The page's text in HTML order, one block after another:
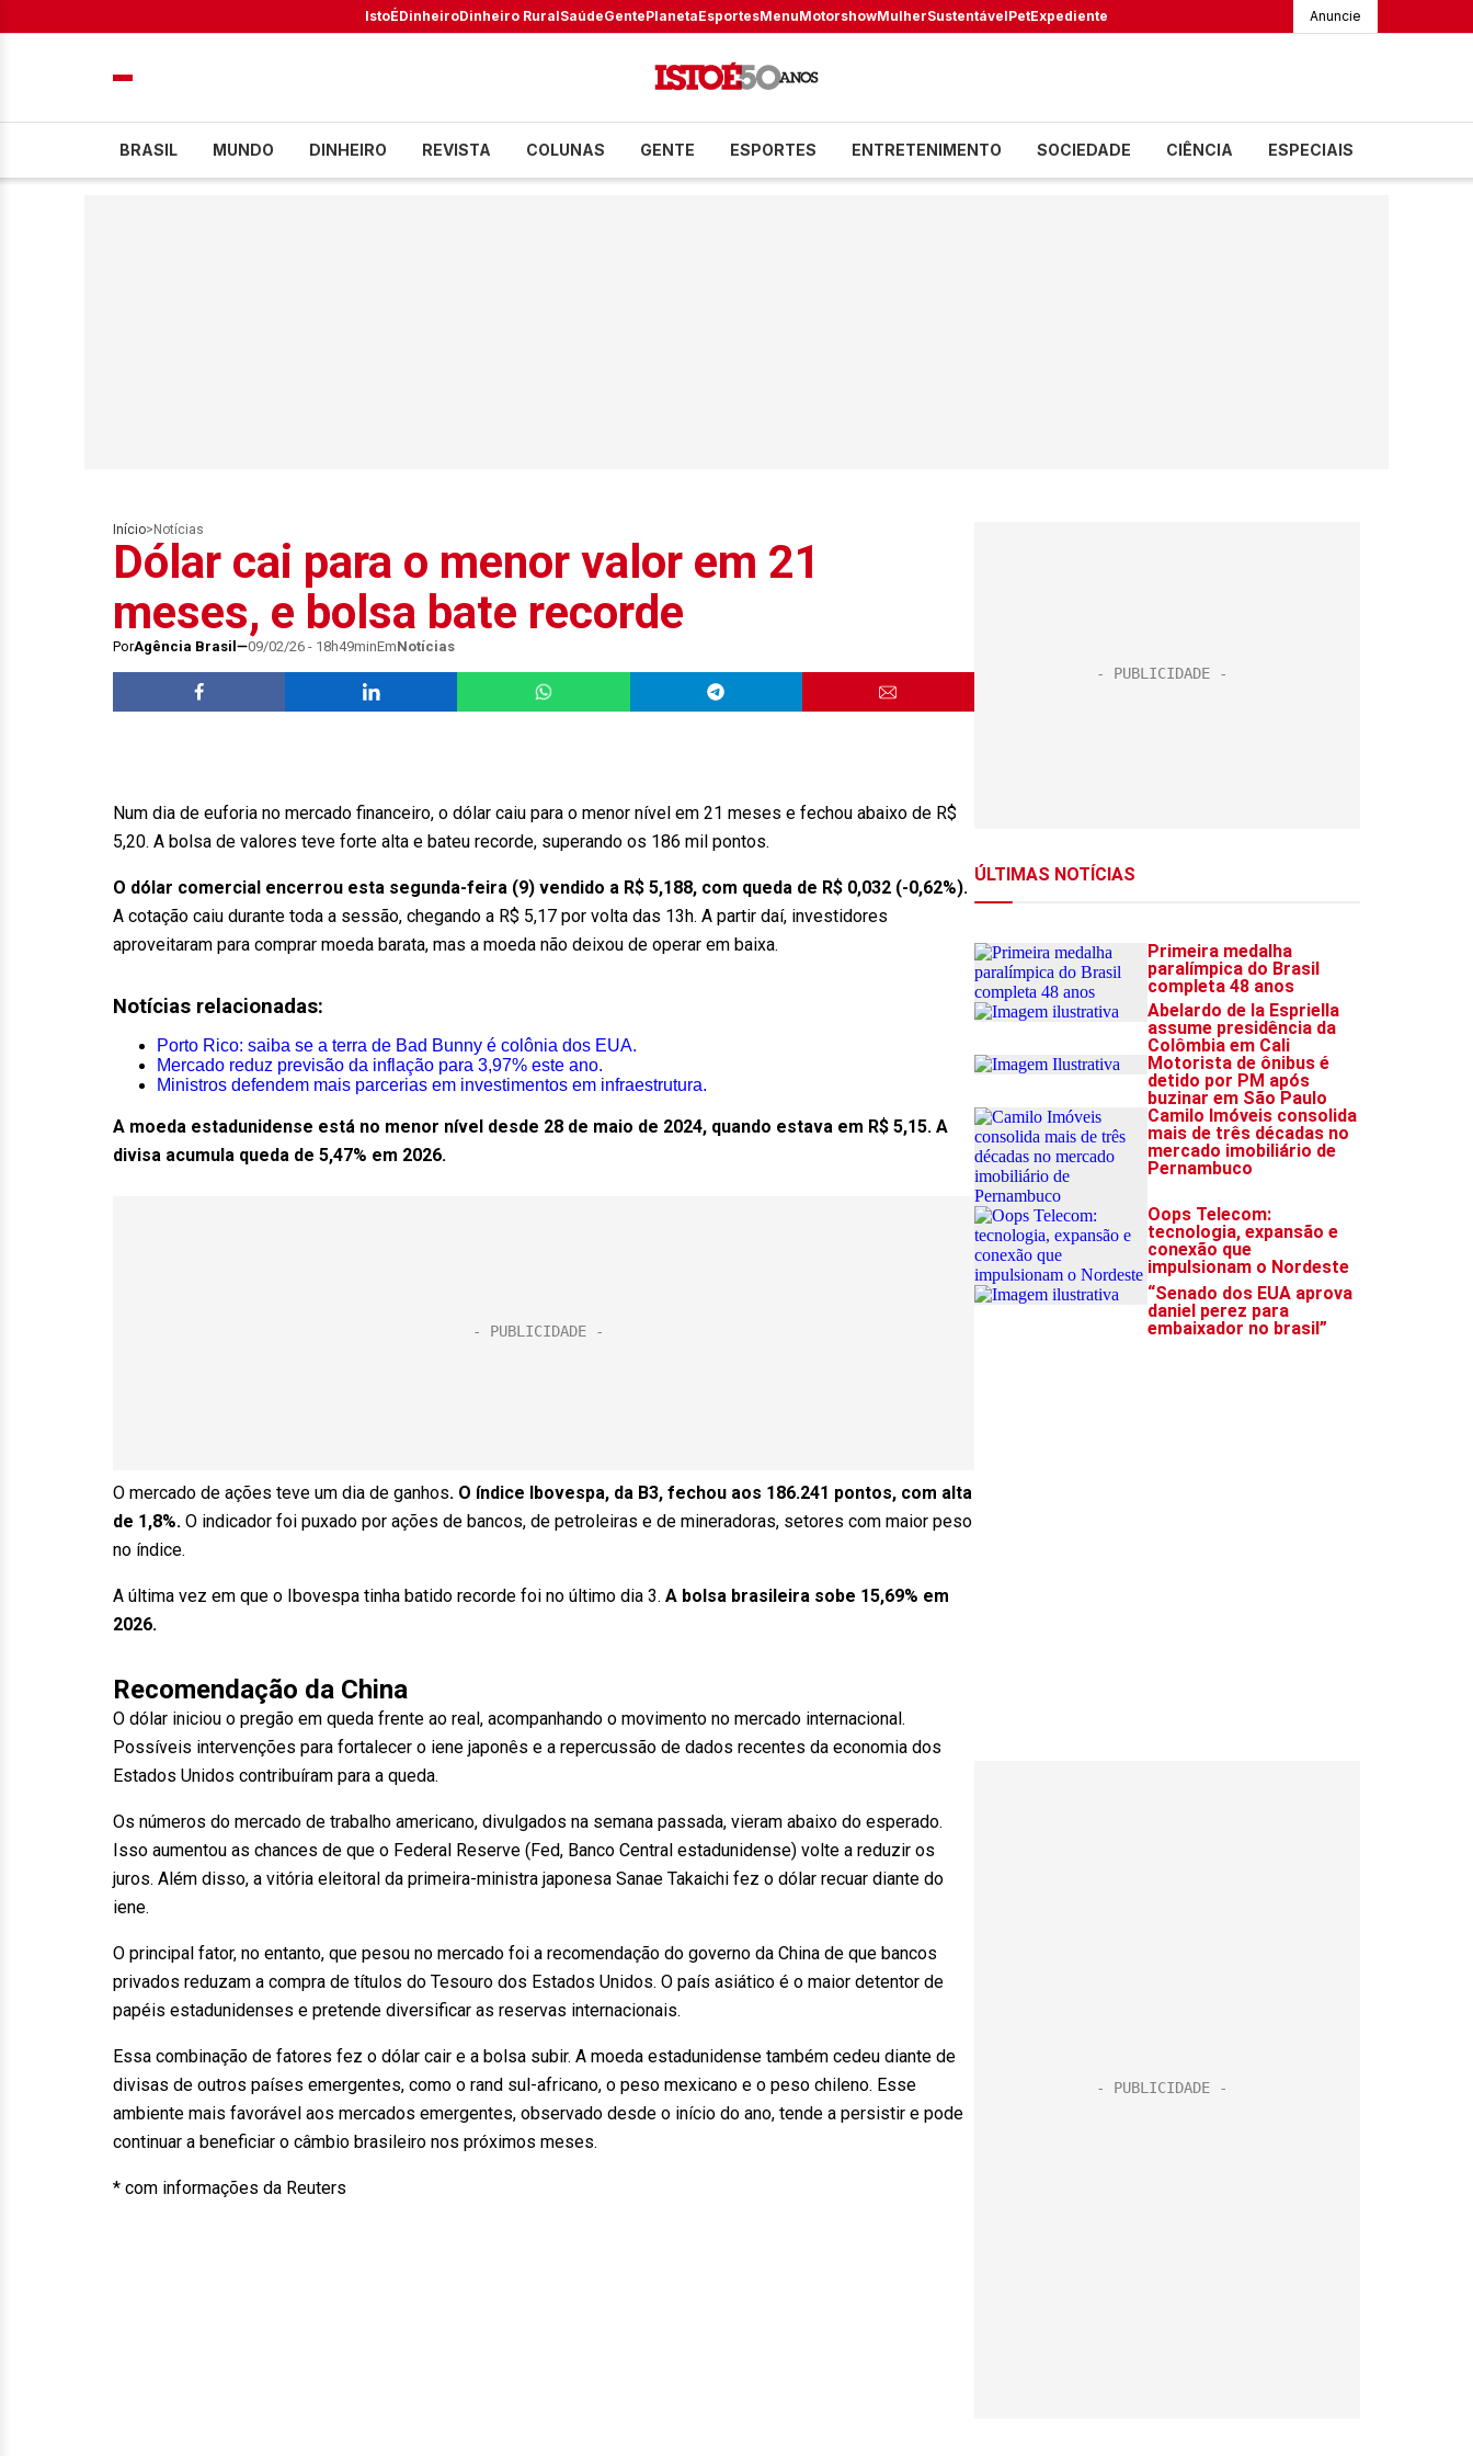
IstoÉDinheiroDinheiro RuralSaúdeGentePlanetaEsportesMenuMotorshowMulherSustentávelPetExpediente Anuncie
BRASIL MUNDO DINHEIRO REVISTA COLUNAS GENTE ESPORTES ENTRETENIMENTO SOCIEDADE CIÊNCIA ESPECIAIS
Início> Notícias
Dólar cai para o menor valor em 21
meses, e bolsa bate recorde
PorAgência Brasil 09/02/26 - 18h49minEmNotícias
Num dia de euforia no mercado financeiro, o dólar caiu para o menor nível em 21 meses e fechou abaixo de R$
5,20. A bolsa de valores teve forte alta e bateu recorde, superando os 186 mil pontos.
O dólar comercial encerrou esta segunda-feira (9) vendido a R$ 5,188, com queda de R$ 0,032 (-0,62%).
A cotação caiu durante toda a sessão, chegando a R$ 5,17 por volta das 13h. A partir daí, investidores
aproveitaram para comprar moeda barata, mas a moeda não deixou de operar em baixa.
Notícias relacionadas:
Porto Rico: saiba se a terra de Bad Bunny é colônia dos EUA.
Mercado reduz previsão da inflação para 3,97% este ano.
Ministros defendem mais parcerias em investimentos em infraestrutura.
A moeda estadunidense está no menor nível desde 28 de maio de 2024, quando estava em R$ 5,15. A
divisa acumula queda de 5,47% em 2026.
O mercado de ações teve um dia de ganhos. O índice Ibovespa, da B3, fechou aos 186.241 pontos, com alta
de 1,8%. O indicador foi puxado por ações de bancos, de petroleiras e de mineradoras, setores com maior peso
no índice.
A última vez em que o Ibovespa tinha batido recorde foi no último dia 3. A bolsa brasileira sobe 15,69% em
2026.
Recomendação da China
O dólar iniciou o pregão em queda frente ao real, acompanhando o movimento no mercado internacional.
Possíveis intervenções para fortalecer o iene japonês e a repercussão de dados recentes da economia dos
Estados Unidos contribuíram para a queda.
Os números do mercado de trabalho americano, divulgados na semana passada, vieram abaixo do esperado.
Isso aumentou as chances de que o Federal Reserve (Fed, Banco Central estadunidense) volte a reduzir os
juros. Além disso, a vitória eleitoral da primeira-ministra japonesa Sanae Takaichi fez o dólar recuar diante do
iene.
O principal fator, no entanto, que pesou no mercado foi a recomendação do governo da China de que bancos
privados reduzam a compra de títulos do Tesouro dos Estados Unidos. O país asiático é o maior detentor de
papéis estadunidenses e pretende diversificar as reservas internacionais.
Essa combinação de fatores fez o dólar cair e a bolsa subir. A moeda estadunidense também cedeu diante de
divisas de outros países emergentes, como o rand sul-africano, o peso mexicano e o peso chileno. Esse
ambiente mais favorável aos mercados emergentes, observado desde o início do ano, tende a persistir e pode
continuar a beneficiar o câmbio brasileiro nos próximos meses.
* com informações da Reuters